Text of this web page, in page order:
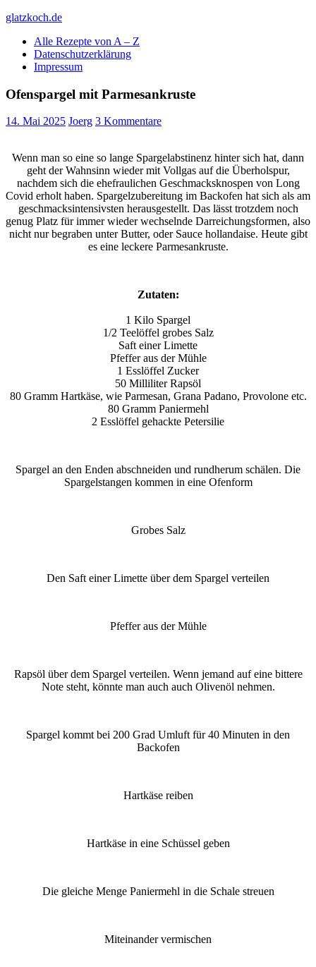
Skip
content
glatzkoch.de
Kochen für Doofe und Genießer
Alle Rezepte von A – Z
Datenschutzerklärung
Impressum
Ofenspargel mit Parmesankruste
14. Mai 2025 Joerg 3 Kommentare
Wenn man so eine so lange Spargelabstinenz hinter sich hat, dann
geht der Wahnsinn wieder mit Vollgas auf die Überholspur,
nachdem sich die ehefraulichen Geschmacksknospen von Long
Covid erholt haben. Spargelzubereitung im Backofen hat sich als am
geschmacksintensivsten herausgestellt. Das lässt trotzdem noch
genug Platz für immer wieder wechselnde Darreichungsformen, also
nicht nur begraben unter Butter, oder Sauce hollandaise. Heute gibt
es eine leckere Parmesankruste.
Zutaten:
1 Kilo Spargel
1/2 Teelöffel grobes Salz
Saft einer Limette
Pfeffer aus der Mühle
1 Esslöffel Zucker
50 Milliliter Rapsöl
80 Gramm Hartkäse, wie Parmesan, Grana Padano, Provolone etc.
80 Gramm Paniermehl
2 Esslöffel gehackte Petersilie
Spargel an den Enden abschneiden und rundherum schälen. Die
Spargelstangen kommen in eine Ofenform
Grobes Salz
Den Saft einer Limette über dem Spargel verteilen
Pfeffer aus der Mühle
Rapsöl über dem Spargel verteilen. Wenn jemand auf eine bittere
Note steht, könnte man auch auch Olivenöl nehmen.
Spargel kommt bei 200 Grad Umluft für 40 Minuten in den
Backofen
Hartkäse reiben
Hartkäse in eine Schüssel geben
Die gleiche Menge Paniermehl in die Schale streuen
Miteinander vermischen